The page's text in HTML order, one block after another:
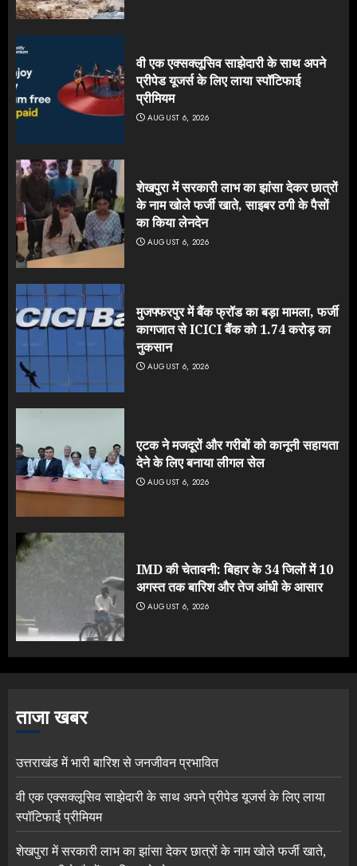
वी एक एक्सक्लूसिव साझेदारी के साथ अपने
प्रीपेड यूजर्स के लिए लाया स्पॉटिफाई
प्रीमियम
AUGUST 6, 2026
शेखपुरा में सरकारी लाभ का झांसा देकर छात्रों
के नाम खोले फर्जी खाते, साइबर ठगी के पैसों
का किया लेनदेन
AUGUST 6, 2026
मुजफ्फरपुर में बैंक फ्रॉड का बड़ा मामला, फर्जी
कागजात से ICICI बैंक को 1.74 करोड़ का
नुकसान
AUGUST 6, 2026
एटक ने मजदूरों और गरीबों को कानूनी सहायता
देने के लिए बनाया लीगल सेल
AUGUST 6, 2026
IMD की चेतावनी: बिहार के 34 जिलों में 10
अगस्त तक बारिश और तेज आंधी के आसार
AUGUST 6, 2026
ताजा खबर
उत्तराखंड में भारी बारिश से जनजीवन प्रभावित
वी एक एक्सक्लूसिव साझेदारी के साथ अपने प्रीपेड यूजर्स के लिए लाया
स्पॉटिफाई प्रीमियम
शेखपुरा में सरकारी लाभ का झांसा देकर छात्रों के नाम खोले फर्जी खाते,